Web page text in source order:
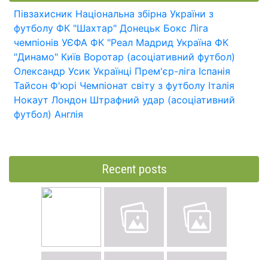
Півзахисник Національна збірна України з
футболу ФК "Шахтар" Донецьк Бокс Ліга
чемпіонів УЄФА ФК "Реал Мадрид Україна ФК
"Динамо" Київ Воротар (асоціативний футбол)
Олександр Усик Українці Прем'єр-ліга Іспанія
Тайсон Ф'юрі Чемпіонат світу з футболу Італія
Нокаут Лондон Штрафний удар (асоціативний
футбол) Англія
Recent posts